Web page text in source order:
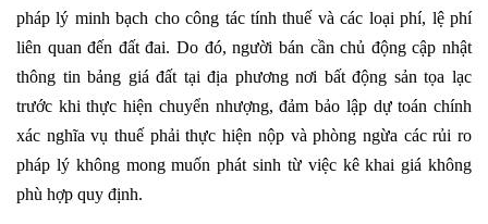
pháp lý minh bạch cho công tác tính thuế và các loại phí, lệ phí
liên quan đến đất đai. Do đó, người bán cần chủ động cập nhật
thông tin bảng giá đất tại địa phương nơi bất động sản tọa lạc
trước khi thực hiện chuyển nhượng, đảm bảo lập dự toán chính
xác nghĩa vụ thuế phải thực hiện nộp và phòng ngừa các rủi ro
pháp lý không mong muốn phát sinh từ việc kê khai giá không
phù hợp quy định.